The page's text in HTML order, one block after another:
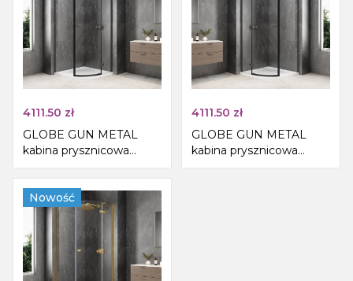
4111.50 zł
GLOBE GUN METAL
kabina prysznicowa
półokrągła
1000x1000mm, szkło
czyste, prawe
4111.50 zł
GLOBE GUN METAL
kabina prysznicowa
półokrągła
Nowość